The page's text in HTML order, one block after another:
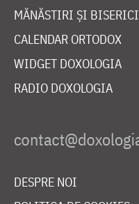
MĂNĂSTIRI ȘI BISERICI
CALENDAR ORTODOX
WIDGET DOXOLOGIA
RADIO DOXOLOGIA
DESPRE NOI